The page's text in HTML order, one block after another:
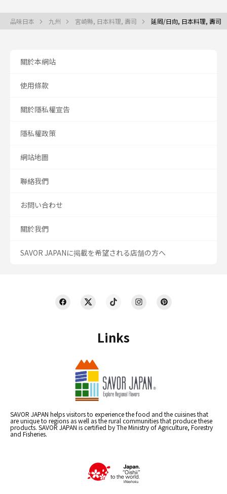
品味日本 九州 宮崎縣, 日本料理, 壽司 延岡/日向, 日本料理, 壽司
Links
SAVOR JAPAN helps visitors to experience the food and the cuisines that
are unique to regions as well as the rural communities that produce these
products. SAVOR JAPAN is certified by The Ministry of Agriculture, Forestry
and Fisheries.
關於本網站
使用條款
關於隱私權宣告
隱私權政策
網站地圖
聯絡我們
お問い合わせ
關於我們
SAVOR JAPANに掲載を希望される店舗の方へ